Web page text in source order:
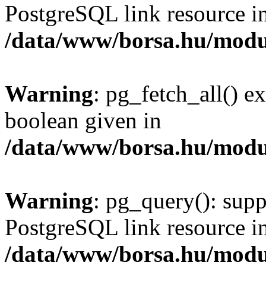
PostgreSQL link resource
/data/www/borsa.hu/
Warning: pg_fetch_all()
boolean given in
/data/www/borsa.hu/
Warning: pg_query():
PostgreSQL link resource
/data/www/borsa.hu/